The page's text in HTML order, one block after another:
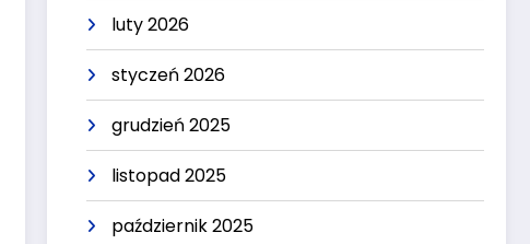
luty 2026
styczeń 2026
grudzień 2025
listopad 2025
październik 2025